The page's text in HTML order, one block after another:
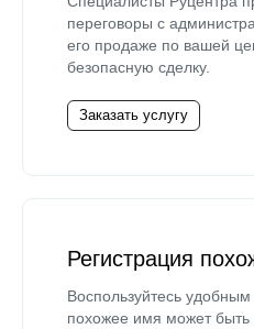
переговоры с
его продаже по вашей
безопасную сделку.
Заказать услугу
Регистрация
Воспользуйтесь
похожее имя может быть